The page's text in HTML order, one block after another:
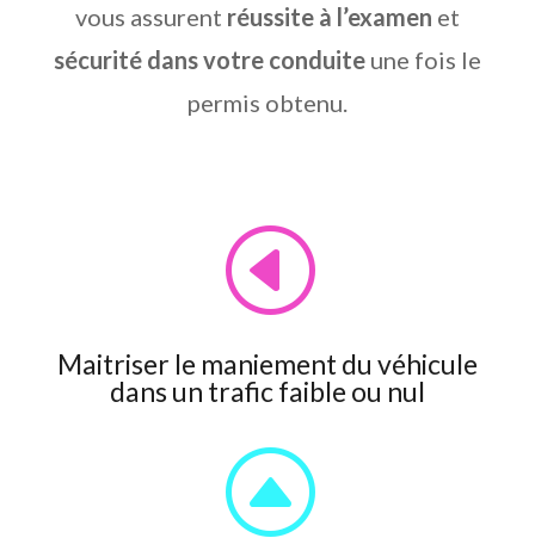
vous assurent réussite à l’examen et
sécurité dans votre conduiteune fois le
permis obtenu.
H
Maitriser le maniement du véhicule
dans un trafic faible ou nul
F